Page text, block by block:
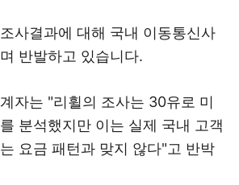
사결과에 대해 국내 이동통신사
반발하고 있습니다.
자는 "리휠의 조사는 30유로 미
분석했지만 이는 실제 국내 고객
요금 패턴과 맞지 않다"고 반박